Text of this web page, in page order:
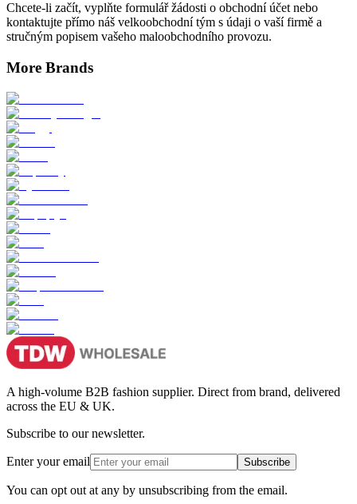
Chcete-li začít, vyplňte formulář žádosti o obchodní účet nebo
kontaktujte přímo náš velkoobchodní tým s údaji o vaší firmě a
stručným popisem vašeho maloobchodního provozu.
More Brands
A high-volume B2B fashion supplier. Direct from brand, delivered
across the EU & UK.
Subscribe to our newsletter.
Enter your email Subscribe
You can opt out at any by unsubscribing from the email.